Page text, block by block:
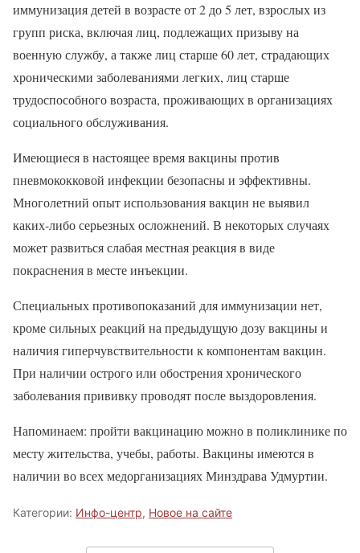
иммунизация детей в возрасте от 2 до 5 лет, взрослых из
групп риска, включая лиц, подлежащих призыву на
военную службу, а также лиц старше 60 лет, страдающих
хроническими заболеваниями легких, лиц старше
трудоспособного возраста, проживающих в организациях
социального обслуживания.
Имеющиеся в настоящее время вакцины против
пневмококковой инфекции безопасны и эффективны.
Многолетний опыт использования вакцин не выявил
каких-либо серьезных осложнений. В некоторых случаях
может развиться слабая местная реакция в виде
покраснения в месте инъекции.
Специальных противопоказаний для иммунизации нет,
кроме сильных реакций на предыдущую дозу вакцины и
наличия гиперчувствительности к компонентам вакцин.
При наличии острого или обострения хронического
заболевания прививку проводят после выздоровления.
Напоминаем: пройти вакцинацию можно в поликлинике по
месту жительства, учебы, работы. Вакцины имеются в
наличии во всех медорганизациях Минздрава Удмуртии.
Категории: Инфо-центр, Новое на сайте